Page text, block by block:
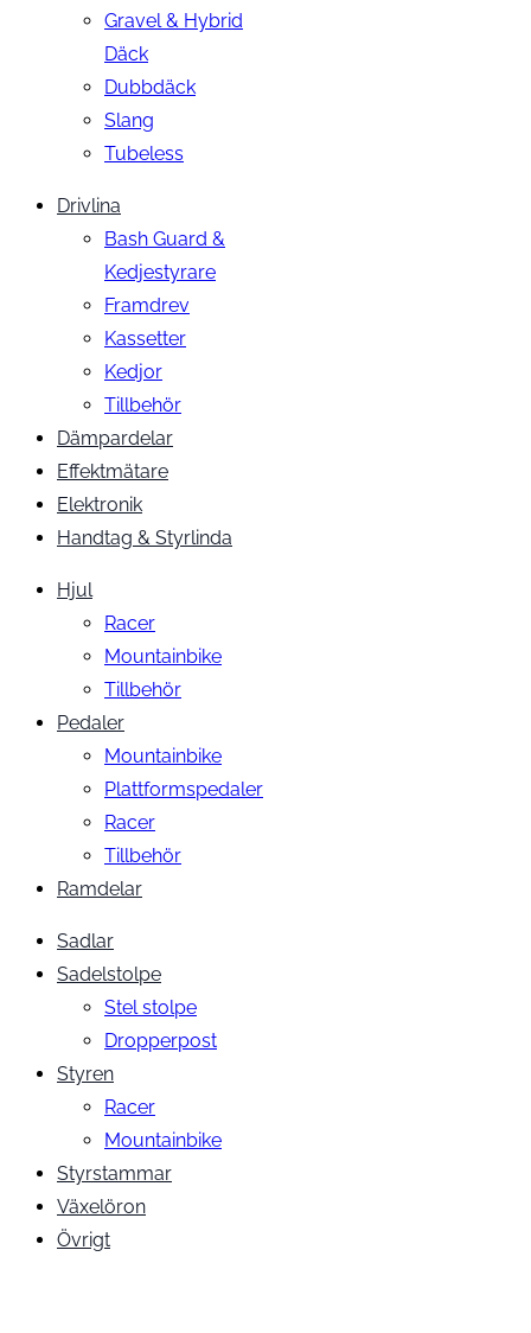
Gravel & Hybrid
Däck
Dubbdäck
Slang
Tubeless
Drivlina
Bash Guard &
Kedjestyrare
Framdrev
Kassetter
Kedjor
Tillbehör
Dämpardelar
Effektmätare
Elektronik
Handtag & Styrlinda
Hjul
Racer
Mountainbike
Tillbehör
Pedaler
Mountainbike
Plattformspedaler
Racer
Tillbehör
Ramdelar
Sadlar
Sadelstolpe
Stel stolpe
Dropperpost
Styren
Racer
Mountainbike
Styrstammar
Växelöron
Övrigt